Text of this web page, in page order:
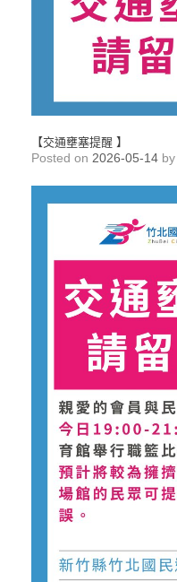
【交通壅塞提醒 】
Posted on 2026-05-14 by